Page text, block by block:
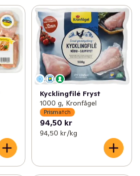
Kycklingfilé Fryst
1000 g, Kronfågel
Prismatch
94,50 kr
94,50 kr /kg